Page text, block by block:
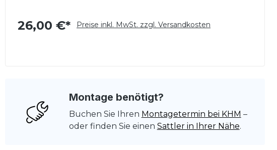
26,00 €* Preise inkl. MwSt. zzgl. Versandkosten
Montage benötigt?
Buchen Sie Ihren Montagetermin bei KHM –
oder finden Sie einen Sattler in Ihrer Nähe.